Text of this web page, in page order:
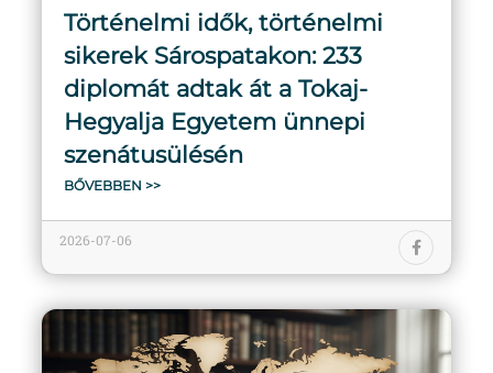
Történelmi idők, történelmi
sikerek Sárospatakon: 233
diplomát adtak át a Tokaj-
Hegyalja Egyetem ünnepi
szenátusülésén
BŐVEBBEN >>
2026-07-06